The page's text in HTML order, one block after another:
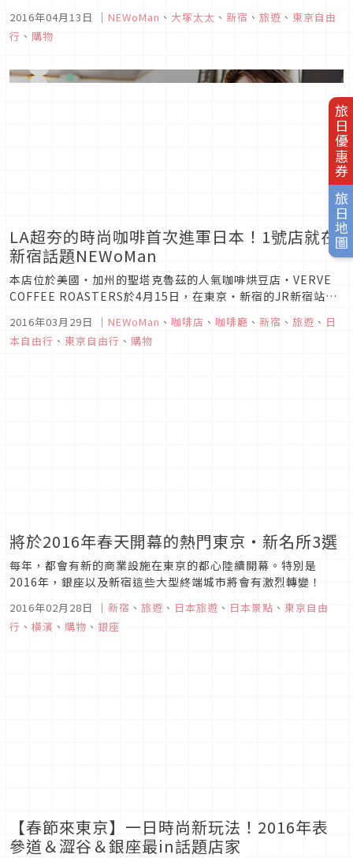
旅日優惠券
旅日地圖
新宿駅新南口」兩個地方展開。
2016年04月13日 ｜ NEWoMan 、 大塚太太 、 新宿 、 旅遊 、 東京自由
行 、 購物
LA超夯的時尚咖啡首次進軍日本！1號店就在
新宿話題NEWoMan
本店位於美國・加州的聖塔克魯茲的人氣咖啡烘豆店・VERVE
COFFEE ROASTERS於4月15日，在東京・新宿的JR新宿站新
2016年03月29日 ｜ NEWoMan 、 咖啡店 、 咖啡廳 、 新宿 、 旅遊 、 日
本自由行 、 東京自由行 、 購物
將於2016年春天開幕的熱門東京・新名所3選
每年，都會有新的商業設施在東京的都心陸續開幕。特別是
2016年，銀座以及新宿這些大型終端城市將會有激烈轉變！
2016年02月28日 ｜ 新宿 、 旅遊 、 日本旅遊 、 日本景點 、 東京自由
行 、 橫濱 、 購物 、 銀座
【春節來東京】一日時尚新玩法！2016年表
參道＆澀谷＆銀座最in話題店家